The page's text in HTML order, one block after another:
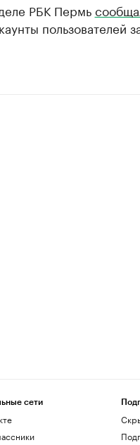
РБК Пермь
пользователей
сети